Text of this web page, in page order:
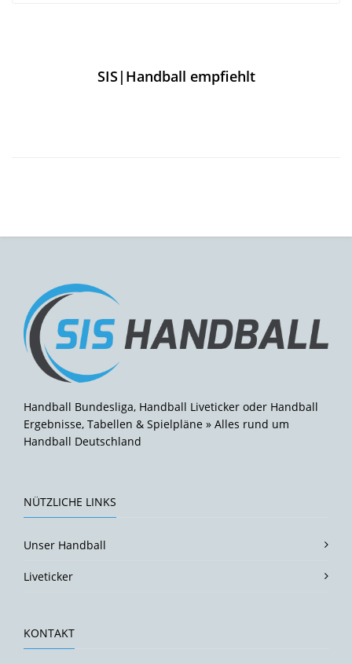
SIS|Handball empfiehlt
Handball Bundesliga, Handball Liveticker oder Handball
Ergebnisse, Tabellen & Spielpläne » Alles rund um
Handball Deutschland
NÜTZLICHE LINKS
Unser Handball
Liveticker
KONTAKT